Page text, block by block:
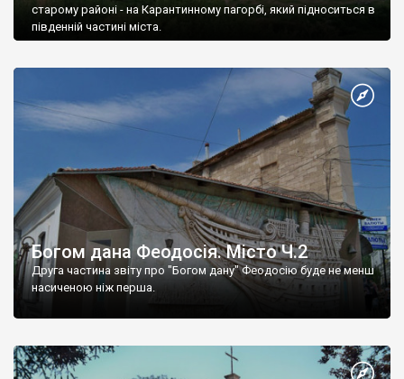
старому районі - на Карантинному пагорбі, який підноситься в
південній частині міста.
Богом дана Феодосія. Місто Ч.2
Друга частина звіту про "Богом дану" Феодосію буде не менш
насиченою ніж перша.